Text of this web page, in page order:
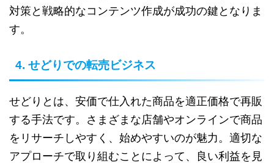
対策と戦略的なコンテンツ作成が成功の鍵となりま
す。
4. せどりでの転売ビジネス
せどりとは、安価で仕入れた商品を適正価格で再販
する手法です。さまざまな店舗やオンラインで商品
をリサーチしやすく、始めやすいのが魅力。適切な
アプローチで取り組むことによって、良い利益を見